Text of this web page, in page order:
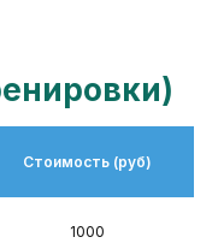
Стоимость (руб)
1000